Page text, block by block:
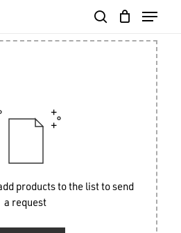
Menu
Cart
products to the list to send
a request
Close
Menu